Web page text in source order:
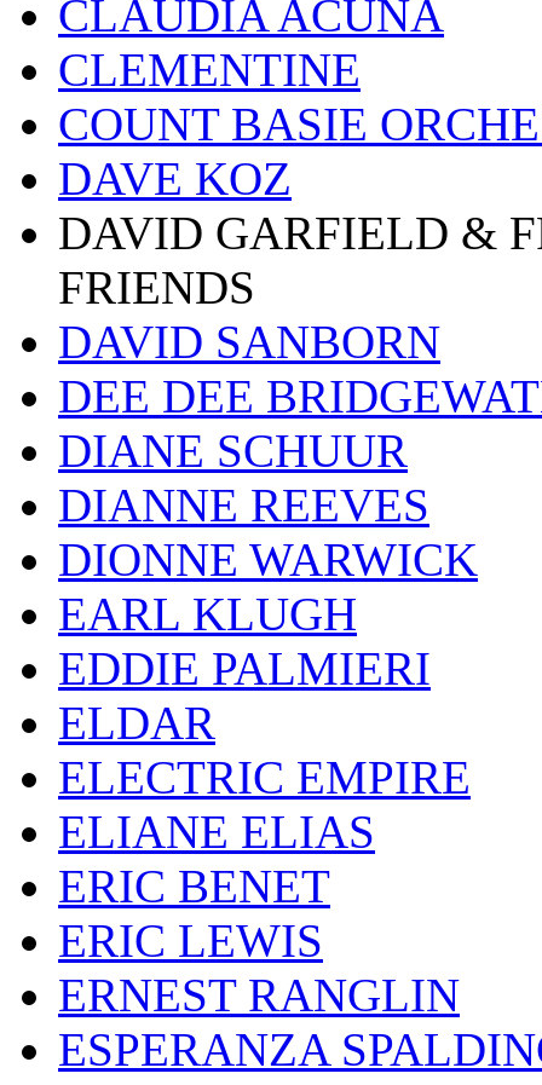
CLAUDIA ACUNA
CLEMENTINE
COUNT BASIE
DAVE KOZ
DAVID GARFIELD &
FRIENDS
DAVID SANBORN
DEE DEE
DIANE SCHUUR
DIANNE REEVES
DIONNE WARWICK
EARL KLUGH
EDDIE PALMIERI
ELDAR
ELECTRIC EMPIRE
ELIANE ELIAS
ERIC BENET
ERIC LEWIS
ERNEST RANGLIN
ESPERANZA